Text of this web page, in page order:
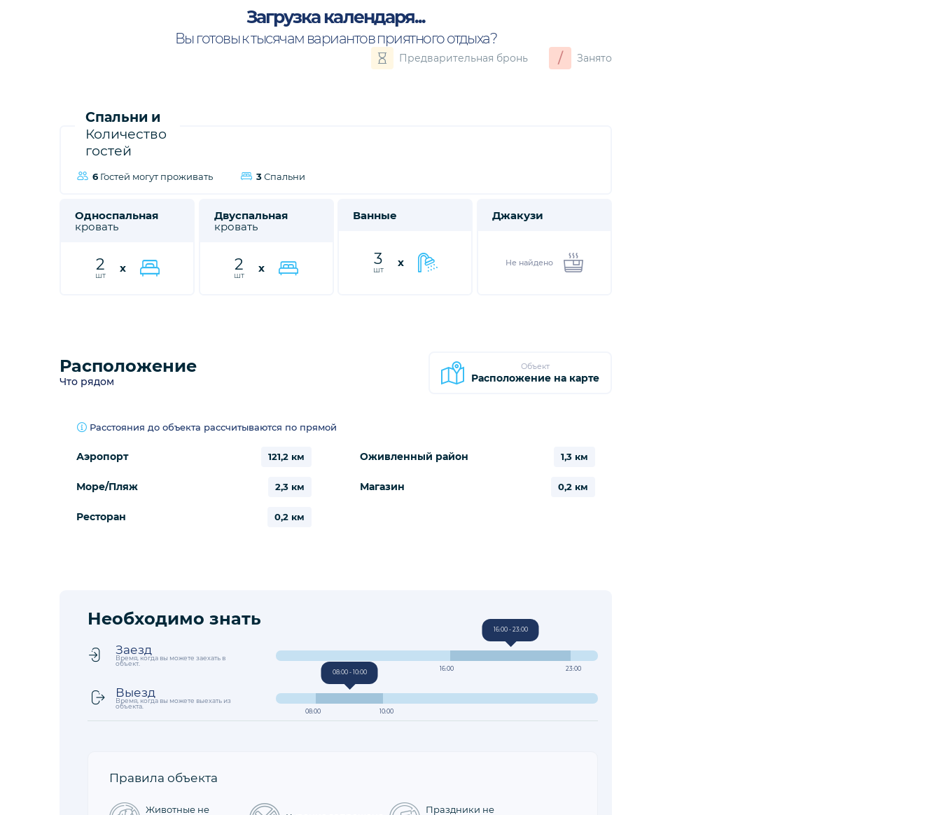
Загрузка календаря...
Вы готовы к тысячам вариантов приятного отдыха?
Предварительная бронь / Занято
Спальни и
Количество
гостей
6 Гостей могут проживать 3Спальни
Односпальная
кровать
2
шт
x
Двуспальная
кровать
2
шт
x
Ванные
3
шт
x
Джакузи
Не найдено
Расположение
Что рядом
Объект
Расположение на карте
Расстояния до объекта рассчитываются по прямой
Аэропорт 121,2 км Оживленный район 1,3 км
Море/Пляж 2,3 км Магазин 0,2 км
Ресторан 0,2 км
Необходимо знать
Заезд
Время, когда вы можете заехать в
объект.
16:00 23:00
16:00 - 23:00
Выезд
Время, когда вы можете выехать из
объекта.
08:00 10:00
08:00 - 10:00
Правила объекта
Животные не
Праздники не